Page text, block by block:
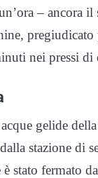
– ancora
nei pressi di
gelide
stazione di
stato fermato